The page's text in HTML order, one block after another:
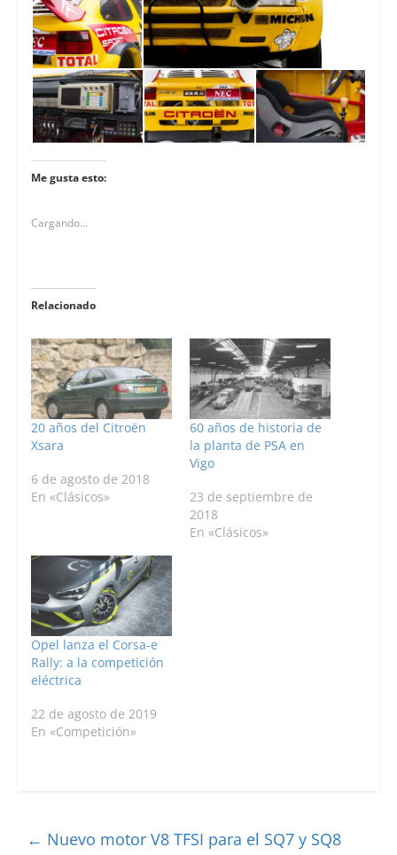
Me gusta esto:
Cargando...
Relacionado
20 años del Citroën
Xsara
6 de agosto de 2018
En «Clásicos»
60 años de historia de
la planta de PSA en
Vigo
23 de septiembre de
2018
En «Clásicos»
Opel lanza el Corsa-e
Rally: a la competición
eléctrica
22 de agosto de 2019
En «Competición»
← Nuevo motor V8 TFSI para el SQ7 y SQ8